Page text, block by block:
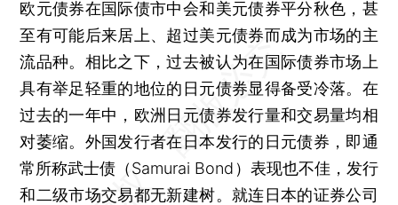
欧元债券在国际债市中会和美元债券平分秋色，甚
至有可能后来居上、超过美元债券而成为市场的主
流品种。相比之下，过去被认为在国际债券市场上
具有举足轻重的地位的日元债券显得备受冷落。在
过去的一年中，欧洲日元债券发行量和交易量均相
对萎缩。外国发行者在日本发行的日元债券，即通
常所称武士债（Samurai Bond）表现也不佳，发行
和二级市场交易都无新建树。就连日本的证券公司